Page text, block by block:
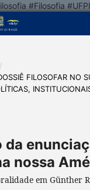
#Filosofia
/
FILOSOFAR NO
da
nossa
em Günther